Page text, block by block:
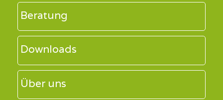
Beratung
Downloads
Über uns